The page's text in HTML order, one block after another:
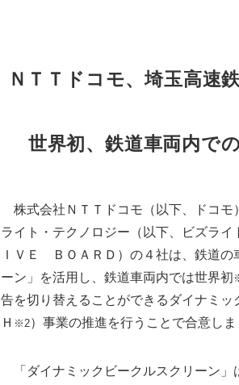
ＮＴＴドコモ、埼玉高速
世界初、鉄道車両内で
株式会社ＮＴＴドコモ（以下、ドコモ
ライト・テクノロジー（以下、ビズラ
ＩＶＥ ＢＯＡＲＤ）の４社は、鉄道の
ーン」を活用し、鉄道車両内では世界初
告を切り替えることができるダイナミ
Ｈ ※2）事業の推進を行うことで合意し
「ダイナミックビークルスクリーン」